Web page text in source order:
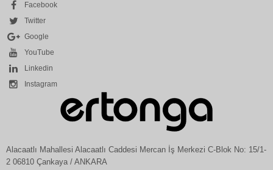
Facebook
Twitter
Google
YouTube
Linkedin
Instagram
Alacaatlı Mahallesi Alacaatlı Caddesi Mercan İş Merkezi C-Blok No: 15/1-
2 06810 Çankaya / ANKARA